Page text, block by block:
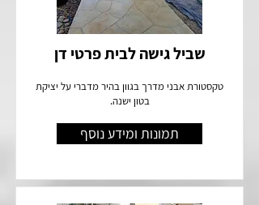
שביל גישה לבית פרטי דן
טקסטורת אבני מדרך בגוון בהיר מדברי על יציקת
בטון ישנה.
תמונות ומידע נוסף